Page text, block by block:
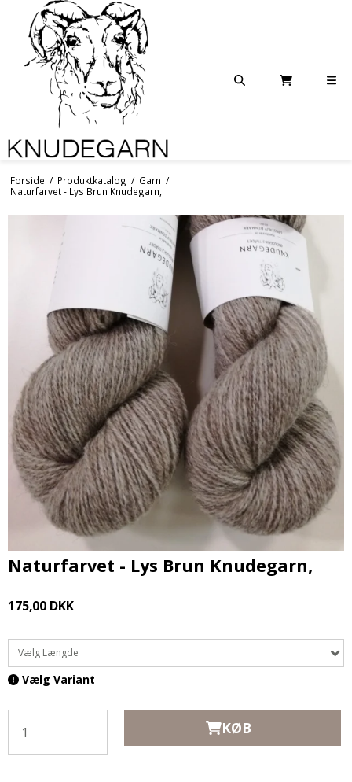
Forside / Produktkatalog / Garn /
Naturfarvet - Lys Brun Knudegarn,
Naturfarvet - Lys Brun Knudegarn,
175,00 DKK
Vælg Længde
Vælg Variant
KØB